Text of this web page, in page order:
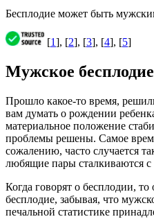
Бесплодие может быть
[1], [2], [3], [4], [5]
Мужское бесплодие
Прошло какое-то время,
вам думать о рождении
материальное положение
проблемы решены. Самое
сожалению, часто случается
любящие пары сталкиваются с
Когда говорят о бесплодии,
бесплодие, забывая, что
печальной статистике